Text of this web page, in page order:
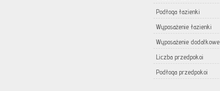
Podłoga łazienki
Wyposażenie łazienki
Wyposażenie dodatkowe
Liczba przedpokoi
Podłoga przedpokoi